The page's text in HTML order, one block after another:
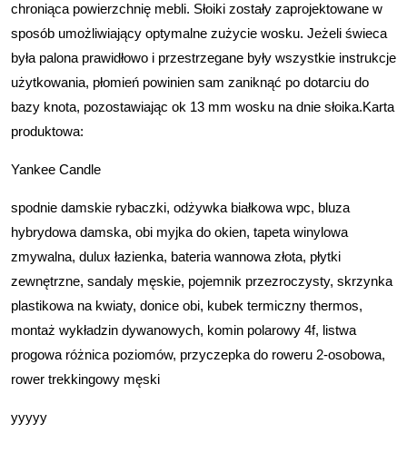
chroniąca powierzchnię mebli. Słoiki zostały zaprojektowane w
sposób umożliwiający optymalne zużycie wosku. Jeżeli świeca
była palona prawidłowo i przestrzegane były wszystkie instrukcje
użytkowania, płomień powinien sam zaniknąć po dotarciu do
bazy knota, pozostawiając ok 13 mm wosku na dnie słoika.Karta
produktowa:
Yankee Candle
spodnie damskie rybaczki, odżywka białkowa wpc, bluza
hybrydowa damska, obi myjka do okien, tapeta winylowa
zmywalna, dulux łazienka, bateria wannowa złota, płytki
zewnętrzne, sandaly męskie, pojemnik przezroczysty, skrzynka
plastikowa na kwiaty, donice obi, kubek termiczny thermos,
montaż wykładzin dywanowych, komin polarowy 4f, listwa
progowa różnica poziomów, przyczepka do roweru 2-osobowa,
rower trekkingowy męski
yyyyy